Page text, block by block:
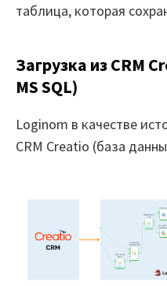
таблица, которая
Загрузка из CRM
MS SQL)
Loginom в качестве
CRM Creatio (база